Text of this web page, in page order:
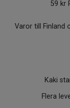
59 kr
Varor till Finland
Kaki
Flera